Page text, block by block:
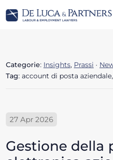
Categorie: Insights, Prassi ·
Tag: account di posta
27 Apr 2026
Gestione della